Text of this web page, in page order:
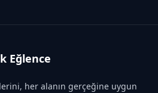
Eğlence
her alanın gerçeğine uygun